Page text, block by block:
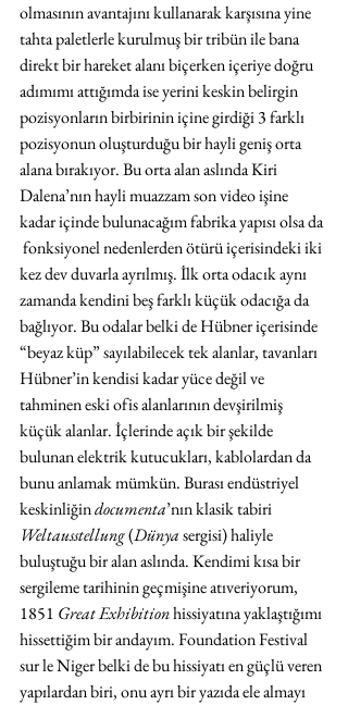
olmasının avantajını kullanarak karşısına yine
tahta paletlerle kurulmuş bir tribün ile bana
direkt bir hareket alanı biçerken içeriye doğru
adımımı attığımda ise yerini keskin belirgin
pozisyonların birbirinin içine girdiği 3 farklı
pozisyonun oluşturduğu bir hayli geniş orta
alana bırakıyor. Bu orta alan aslında Kiri
Dalena’nın hayli muazzam son video işine
kadar içinde bulunacağım fabrika yapısı olsa da
fonksiyonel nedenlerden ötürü içerisindeki iki
kez dev duvarla ayrılmış. İlk orta odacık aynı
zamanda kendini beş farklı küçük odacığa da
bağlıyor. Bu odalar belki de Hübner içerisinde
“beyaz küp” sayılabilecek tek alanlar, tavanları
Hübner’in kendisi kadar yüce değil ve
tahminen eski ofis alanlarının devşirilmiş
küçük alanlar. İçlerinde açık bir şekilde
bulunan elektrik kutucukları, kablolardan da
bunu anlamak mümkün. Burası endüstriyel
keskinliğin documenta’nın klasik tabiri
Weltausstellung (Dünya sergisi) haliyle
buluştuğu bir alan aslında. Kendimi kısa bir
sergileme tarihinin geçmişine atıveriyorum,
1851 Great Exhibition hissiyatına yaklaştığımı
hissettiğim bir andayım. Foundation Festival
sur le Niger belki de bu hissiyatı en güçlü veren
yapılardan biri, onu ayrı bir yazıda ele almayı